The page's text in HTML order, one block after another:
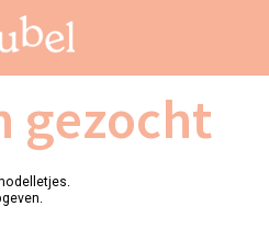
gezocht